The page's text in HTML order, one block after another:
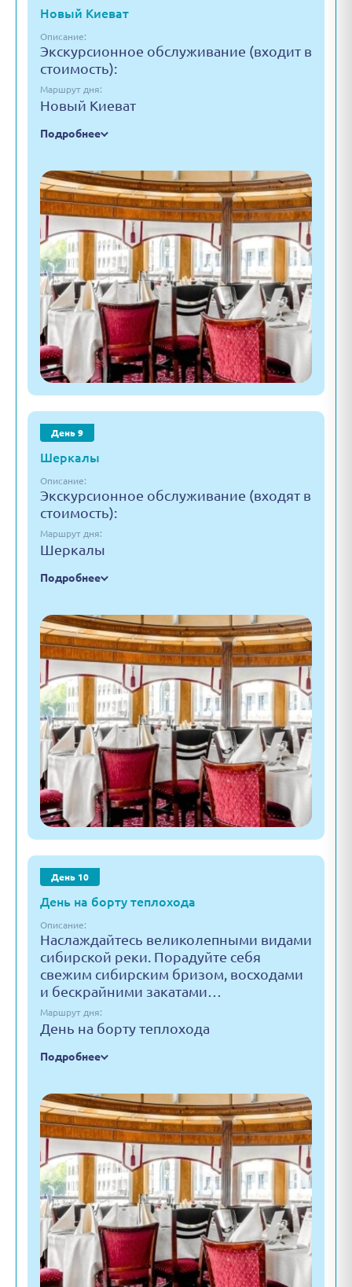
Новый Киеват
Описание:
Экскурсионное обслуживание (входит в
стоимость):
Маршрут дня:
Новый Киеват
Подробнее
День 9
Шеркалы
Описание:
Экскурсионное обслуживание (входят в
стоимость):
Маршрут дня:
Шеркалы
Подробнее
День 10
День на борту теплохода
Описание:
Наслаждайтесь великолепными видами
сибирской реки. Порадуйте себя
свежим сибирским бризом, восходами
и бескрайними закатами…
Маршрут дня:
День на борту теплохода
Подробнее